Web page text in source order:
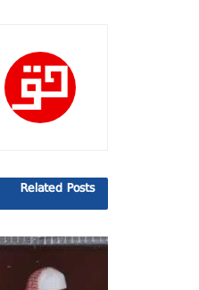
Related Posts